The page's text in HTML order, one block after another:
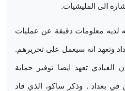
الى المليشيات.
لديه معلومات دقيقة عن عمليات
وتعهد انه سيعمل على تحريرهم.
تعهد ايضا توفير حماية
في بغداد . وذكر ساكو، الذي قاد